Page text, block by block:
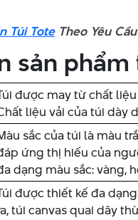
Túi ToteTheo Yêu
sản
được may từ chất
liệu vải của túi dày
sắc của túi là màu
ứng thị hiếu của
dạng màu sắc: vàng,
được thiết kế đa
túi canvas quai dây